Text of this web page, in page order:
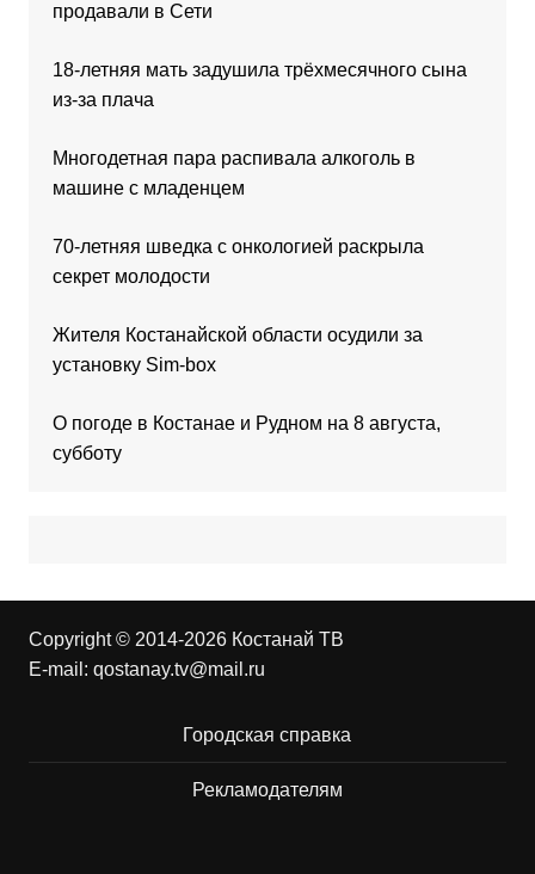
продавали в Сети
18-летняя мать задушила трёхмесячного сына
из-за плача
Многодетная пара распивала алкоголь в
машине с младенцем
70-летняя шведка с онкологией раскрыла
секрет молодости
Жителя Костанайской области осудили за
установку Sim-box
О погоде в Костанае и Рудном на 8 августа,
субботу
Copyright © 2014-2026 Костанай ТВ
E-mail: qostanay.tv@mail.ru
Городская справка
Рекламодателям